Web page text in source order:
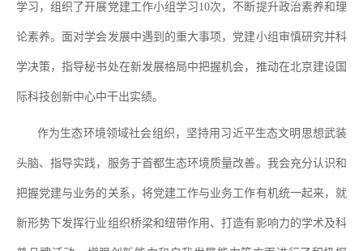
学习，组织了开展党建工作小组学习10次，不断提升政治素养和理
论素养。面对学会发展中遇到的重大事项，党建小组审慎研究并科
学决策，指导秘书处在新发展格局中把握机会，推动在北京建设国
际科技创新中心中干出实绩。
作为生态环境领域社会组织，坚持用习近平生态文明思想武装
头脑、指导实践，服务于首都生态环境质量改善。我会充分认识和
把握党建与业务的关系，将党建工作与业务工作有机统一起来，就
新形势下发挥行业组织桥梁和纽带作用、打造有影响力的学术及科